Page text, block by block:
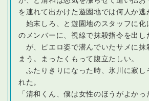
を連れて出かけた遊園地では何人か逃
始末しろ、と遊園地のスタッフに化
のメンバーに、視線で抹殺指令を出し
が、ピエロ姿で潜んでいたサメに抹
まう。まったくもって腹立たしい。
ふたりきりになった時、氷川に寂し
れた。
「清和くん、僕は女性のほうがよかっ